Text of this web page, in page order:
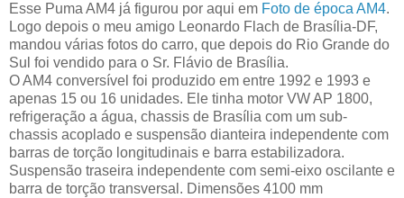
Esse Puma AM4 já figurou por aqui em Foto de época AM4.
Logo depois o meu amigo Leonardo Flach de Brasília-DF,
mandou várias fotos do carro, que depois do Rio Grande do
Sul foi vendido para o Sr. Flávio de Brasília.
O AM4 conversível foi produzido em entre 1992 e 1993 e
apenas 15 ou 16 unidades. Ele tinha motor VW AP 1800,
refrigeração a água, chassis de Brasília com um sub-
chassis acoplado e suspensão dianteira independente com
barras de torção longitudinais e barra estabilizadora.
Suspensão traseira independente com semi-eixo oscilante e
barra de torção transversal. Dimensões 4100 mm